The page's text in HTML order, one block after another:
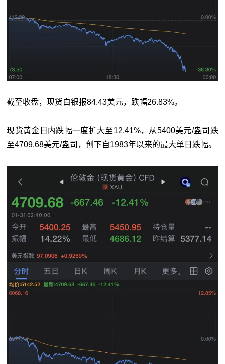
截至收盘，现货白银报84.43美元，跌幅26.83%。
现货黄金日内跌幅一度扩大至12.41%，从5400美元/盎司跌
至4709.68美元/盎司，创下自1983年以来的最大单日跌幅。